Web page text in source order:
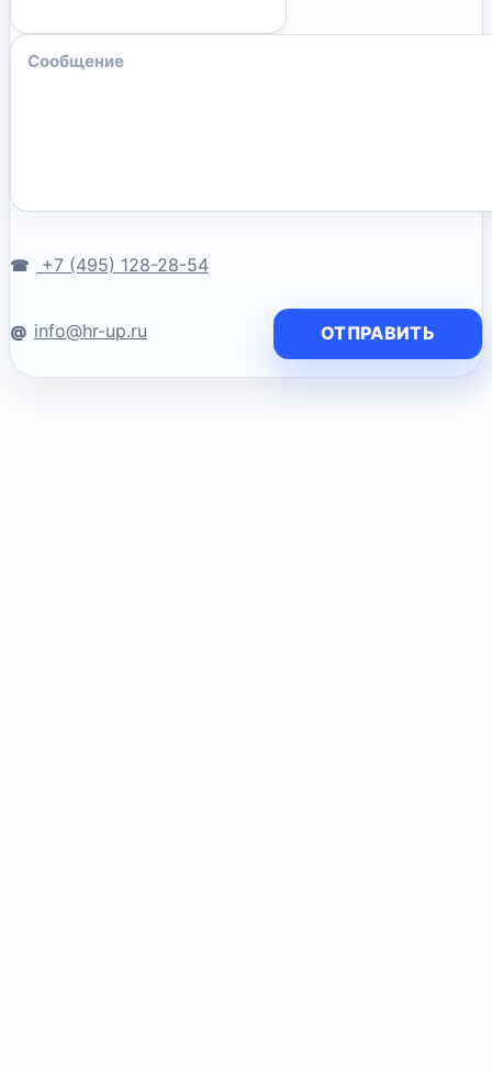
+7 (495) 128-28-54
info@hr-up.ru ОТПРАВИТЬ